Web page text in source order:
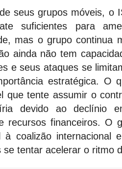
seus grupos móveis, o
suficientes para
mas o grupo continua
ainda não tem
e seus ataques se
estratégica. O
que tente assumir o
devido ao declínio
recursos financeiros. O
à coalizão internacional
se tentar acelerar o ritmo